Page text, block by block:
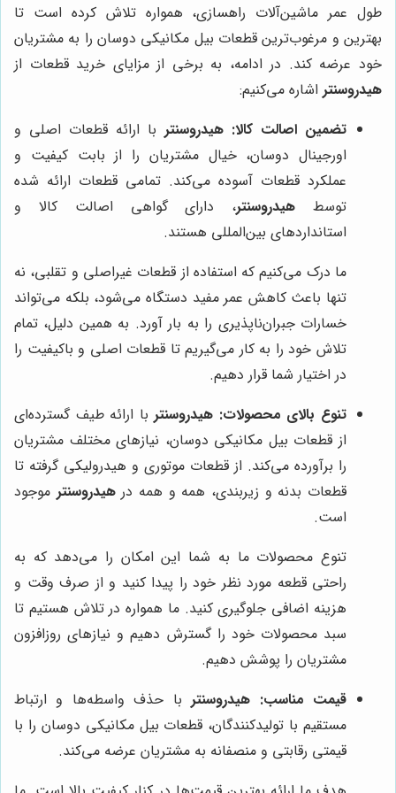
طول عمر ماشین‌آلات راهسازی، همواره تلاش کرده است تا
بهترین و مرغوب‌ترین قطعات بیل مکانیکی دوسان را به مشتریان
خود عرضه کند. در ادامه، به برخی از مزایای خرید قطعات از
هیدروسنتر اشاره می‌کنیم:
تضمین اصالت کالا: هیدروسنتر با ارائه قطعات اصلی و
اورجینال دوسان، خیال مشتریان را از بابت کیفیت و
عملکرد قطعات آسوده می‌کند. تمامی قطعات ارائه شده
توسط هیدروسنتر، دارای گواهی اصالت کالا و
استانداردهای بین‌المللی هستند.
ما درک می‌کنیم که استفاده از قطعات غیراصلی و تقلبی، نه
تنها باعث کاهش عمر مفید دستگاه می‌شود، بلکه می‌تواند
خسارات جبران‌ناپذیری را به بار آورد. به همین دلیل، تمام
تلاش خود را به کار می‌گیریم تا قطعات اصلی و باکیفیت را
در اختیار شما قرار دهیم.
تنوع بالای محصولات: هیدروسنتر با ارائه طیف گسترده‌ای
از قطعات بیل مکانیکی دوسان، نیازهای مختلف مشتریان
را برآورده می‌کند. از قطعات موتوری و هیدرولیکی گرفته تا
قطعات بدنه و زیربندی، همه و همه درهیدروسنتر موجود
است.
تنوع محصولات ما به شما این امکان را می‌دهد که به
راحتی قطعه مورد نظر خود را پیدا کنید و از صرف وقت و
هزینه اضافی جلوگیری کنید. ما همواره در تلاش هستیم تا
سبد محصولات خود را گسترش دهیم و نیازهای روزافزون
مشتریان را پوشش دهیم.
قیمت مناسب: هیدروسنتر با حذف واسطه‌ها و ارتباط
مستقیم با تولیدکنندگان، قطعات بیل مکانیکی دوسان را با
قیمتی رقابتی و منصفانه به مشتریان عرضه می‌کند.